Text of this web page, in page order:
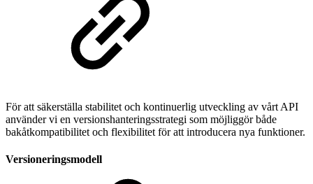
För att säkerställa stabilitet och kontinuerlig utveckling av vårt API
använder vi en versionshanteringsstrategi som möjliggör både
bakåtkompatibilitet och flexibilitet för att introducera nya funktioner.
Versioneringsmodell